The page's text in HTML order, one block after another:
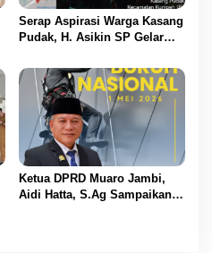
Serap Aspirasi Warga Kasang
Pudak, H. Asikin SP Gelar
Lorong Gotong Royong
Ketua DPRD Muaro Jambi,
Aidi Hatta, S.Ag Sampaikan